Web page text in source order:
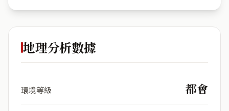
地理分析數據
環境等級 都會